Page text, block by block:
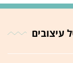
עיצובים